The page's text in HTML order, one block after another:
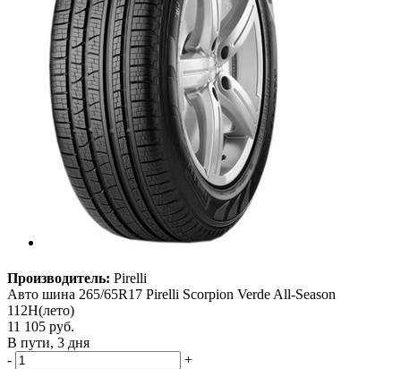
Производитель: Pirelli
Авто шина 265/65R17 Pirelli Scorpion Verde All-Season
112H(лето)
11 105 руб.
В пути, 3 дня
-
+